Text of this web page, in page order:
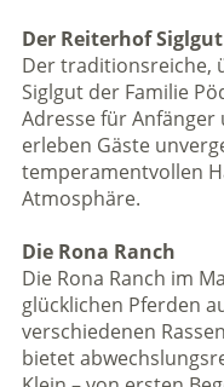
Der Reiterhof Siglgut
Der traditionsreiche,
Siglgut der Familie
Adresse für
erleben Gäste
temperamentvollen
Atmosphäre.
Die Rona Ranch
Die Rona Ranch im
glücklichen Pferden
verschiedenen
bietet